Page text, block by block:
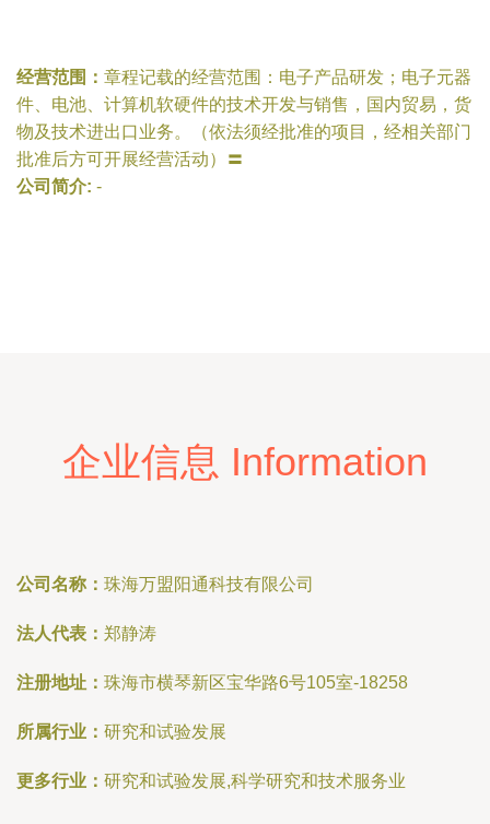
经营范围： 章程记载的经营范围：电子产品研发；电子元器
件、电池、计算机软硬件的技术开发与销售，国内贸易，货
物及技术进出口业务。（依法须经批准的项目，经相关部门
批准后方可开展经营活动）〓
公司简介: -
企业信息 Information
公司名称： 珠海万盟阳通科技有限公司
法人代表： 郑静涛
注册地址： 珠海市横琴新区宝华路6号105室-18258
所属行业： 研究和试验发展
更多行业： 研究和试验发展,科学研究和技术服务业